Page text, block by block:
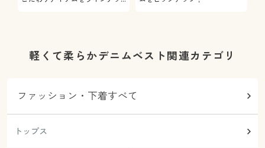
軽くて柔らかデニムベスト関連カテゴリ
ファッション・下着すべて
トップス